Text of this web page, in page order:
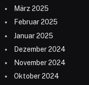
März 2025
Februar 2025
Januar 2025
Dezember 2024
November 2024
Oktober 2024